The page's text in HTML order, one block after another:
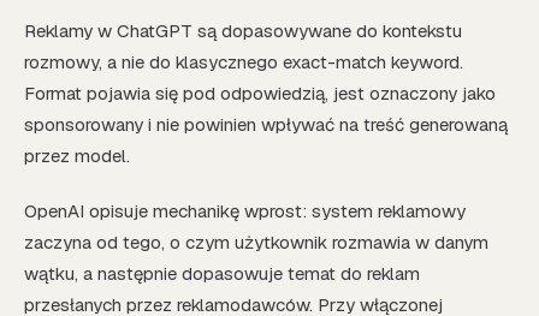
Reklamy w ChatGPT są dopasowywane do kontekstu
rozmowy, a nie do klasycznego exact-match keyword.
Format pojawia się pod odpowiedzią, jest oznaczony jako
sponsorowany i nie powinien wpływać na treść generowaną
przez model.
OpenAI opisuje mechanikę wprost: system reklamowy
zaczyna od tego, o czym użytkownik rozmawia w danym
wątku, a następnie dopasowuje temat do reklam
przesłanych przez reklamodawców. Przy włączonej